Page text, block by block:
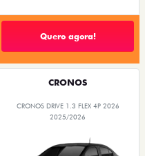
Quero agora!
CRONOS
CRONOS DRIVE 1.3 FLEX 4P 2026
2025/2026